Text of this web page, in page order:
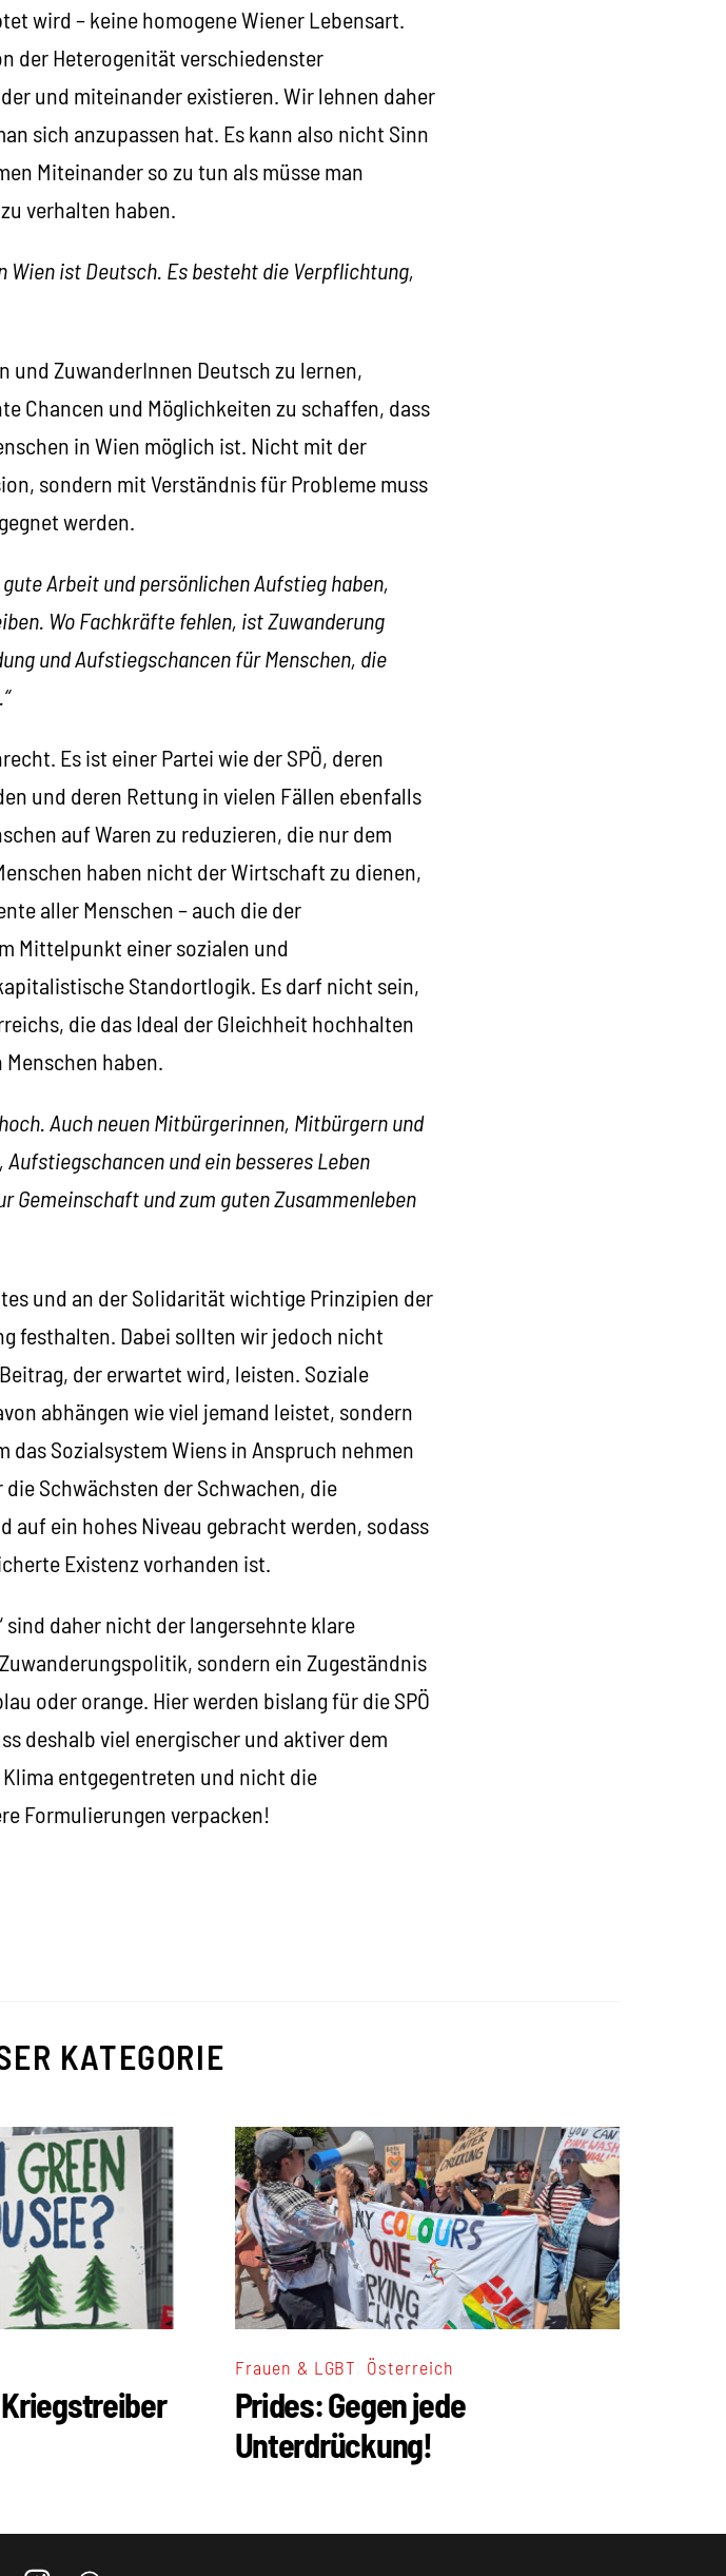
wird – keine homogene Wiener Lebensart.
der Heterogenität verschiedenster
und miteinander existieren. Wir lehnen daher
sich anzupassen hat. Es kann also nicht Sinn
Miteinander so zu tun als müsse man
verhalten haben.
Wien ist Deutsch. Es besteht die Verpflichtung,
ZuwanderInnen Deutsch zu lernen,
Chancen und Möglichkeiten zu schaffen, dass
in Wien möglich ist. Nicht mit der
sondern mit Verständnis für Probleme muss
werden.
Arbeit und persönlichen Aufstieg haben,
Wo Fachkräfte fehlen, ist Zuwanderung
und Aufstiegschancen für Menschen, die
Es ist einer Partei wie der SPÖ, deren
und deren Rettung in vielen Fällen ebenfalls
auf Waren zu reduzieren, die nur dem
haben nicht der Wirtschaft zu dienen,
aller Menschen – auch die der
Mittelpunkt einer sozialen und
Standortlogik. Es darf nicht sein,
die das Ideal der Gleichheit hochhalten
haben.
Auch neuen Mitbürgerinnen, Mitbürgern und
und ein besseres Leben
Gemeinschaft und zum guten Zusammenleben
und an der Solidarität wichtige Prinzipien der
festhalten. Dabei sollten wir jedoch nicht
der erwartet wird, leisten. Soziale
abhängen wie viel jemand leistet, sondern
das Sozialsystem Wiens in Anspruch nehmen
Schwächsten der Schwachen, die
auf ein hohes Niveau gebracht werden, sodass
Existenz vorhanden ist.
sind daher nicht der langersehnte klare
sondern ein Zugeständnis
oder orange. Hier werden bislang für die SPÖ
deshalb viel energischer und aktiver dem
entgegentreten und nicht die
Formulierungen verpacken!
KATEGORIE
Frauen & LGBT Österreich
Prides: Gegen jede
Unterdrückung!